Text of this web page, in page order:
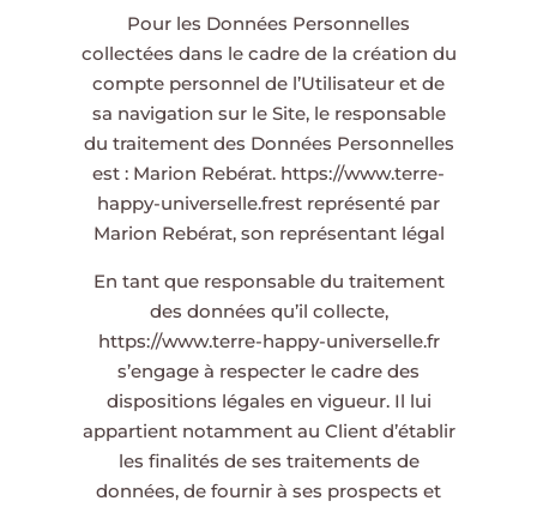
Pour les Données Personnelles
collectées dans le cadre de la création du
compte personnel de l’Utilisateur et de
sa navigation sur le Site, le responsable
du traitement des Données Personnelles
est : Marion Rebérat. https://www.terre-
happy-universelle.frest représenté par
Marion Rebérat, son représentant légal
En tant que responsable du traitement
des données qu’il collecte,
https://www.terre-happy-universelle.fr
s’engage à respecter le cadre des
dispositions légales en vigueur. Il lui
appartient notamment au Client d’établir
les finalités de ses traitements de
données, de fournir à ses prospects et